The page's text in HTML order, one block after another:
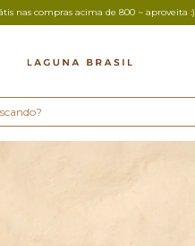
nas compras acima de 800 ~ aproveita :)